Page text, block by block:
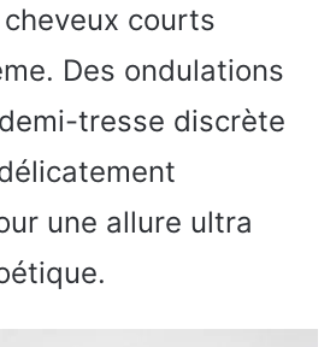
courts
Des ondulations
tresse discrète
une allure ultra